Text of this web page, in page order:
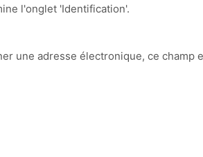
l'onglet 'Identification'.
une adresse électronique, ce champ